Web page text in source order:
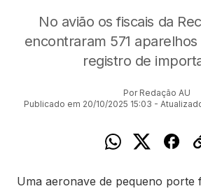
No avião os fiscais da
encontraram 571
registro de
Por Redação AU
Publicado em 20/10/2025 15:03 -
Uma aeronave de pequeno porte